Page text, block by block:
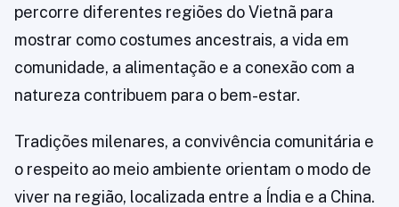
percorre diferentes regiões do Vietnã para
mostrar como costumes ancestrais, a vida em
comunidade, a alimentação e a conexão com a
natureza contribuem para o bem-estar.
Tradições milenares, a convivência comunitária e
o respeito ao meio ambiente orientam o modo de
viver na região, localizada entre a Índia e a China.